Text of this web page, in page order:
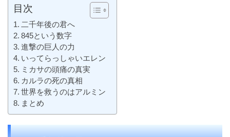
目次
二千年後の君へ
845という数字
進撃の巨人の力
いってらっしゃいエレン
ミカサの頭痛の真実
カルラの死の真相
世界を救うのはアルミン
まとめ